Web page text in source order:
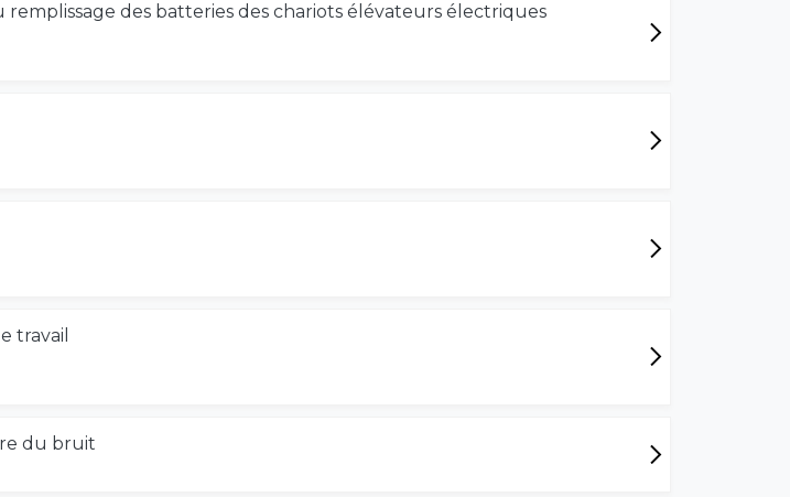
des batteries des chariots élévateurs électriques
travail
du bruit